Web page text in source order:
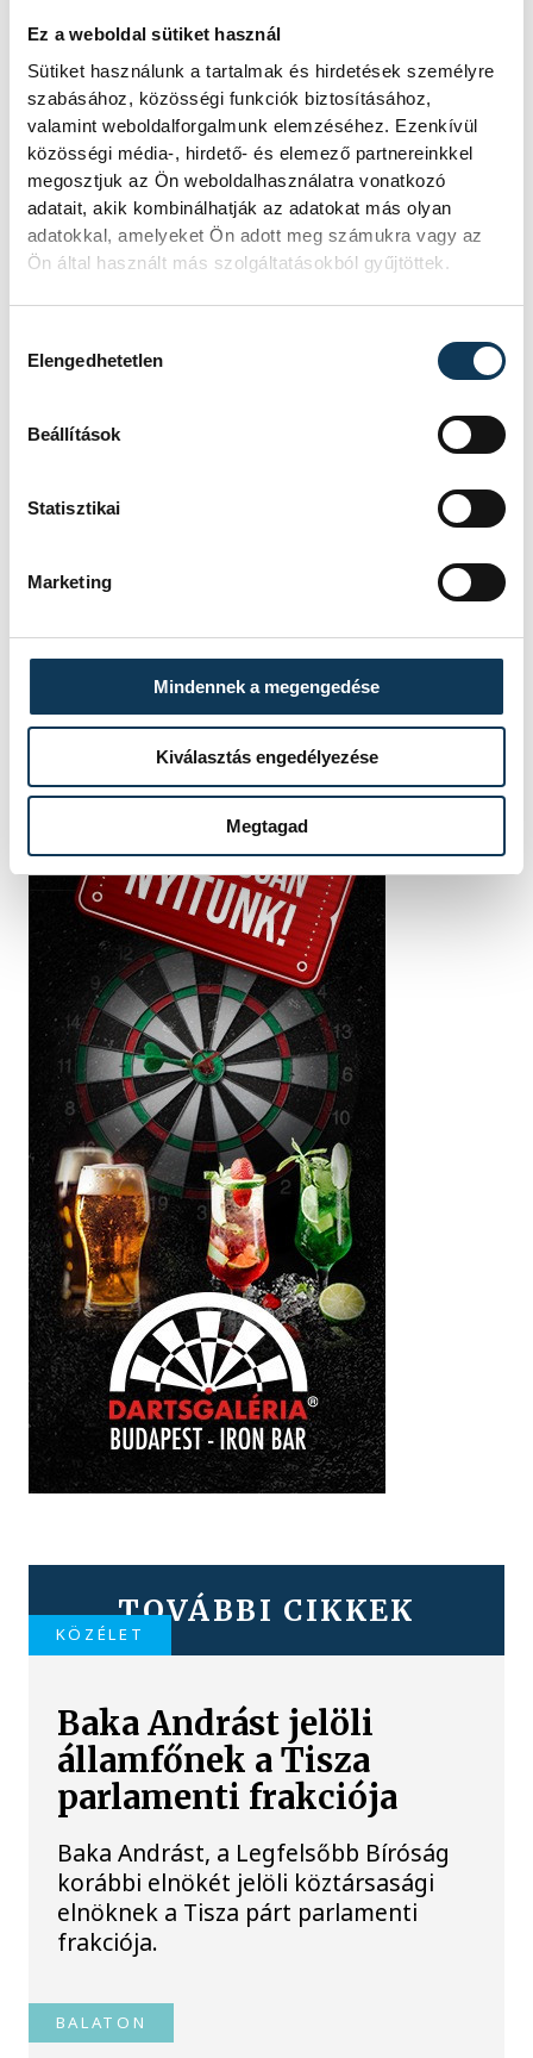
Ez a weboldal sütiket használ
Sütiket használunk a tartalmak és hirdetések személyre
szabásához, közösségi funkciók biztosításához,
valamint weboldalforgalmunk elemzéséhez. Ezenkívül
közösségi média-, hirdető- és elemező partnereinkkel
megosztjuk az Ön weboldalhasználatra vonatkozó
adatait, akik kombinálhatják az adatokat más olyan
adatokkal, amelyeket Ön adott meg számukra vagy az
Ön által használt más szolgáltatásokból gyűjtöttek.
Elengedhetetlen
Beállítások
Statisztikai
Marketing
Mindennek a megengedése
Kiválasztás engedélyezése
Megtagad
miszerint, aki elejt egy ilyen állatot, az egy
éven belül meghal.
GALÉRIA
Különös, hófehér dámszarvasokat
láttunk Veszprém közelében
11 kép
közélet
FOTÓS
Szalai
Csaba
TOVÁBBI CIKKEK
KÖZÉLET
Baka Andrást jelöli
államfőnek a Tisza
parlamenti frakciója
Baka Andrást, a Legfelsőbb Bíróság
korábbi elnökét jelöli köztársasági
elnöknek a Tisza párt parlamenti
frakciója.
BALATON